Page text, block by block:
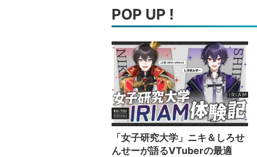
POP UP !
「女子研究大学」ニキ＆しろせ
んせーが語るVTuberの最適